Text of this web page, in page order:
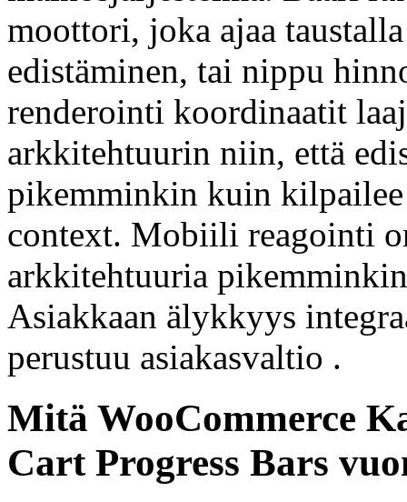
moottori, joka ajaa
edistäminen, tai nippu
renderointi koordinaatit
arkkitehtuurin niin, että
pikemminkin kuin
context. Mobiili reagointi
arkkitehtuuria
Asiakkaan älykkyys
perustuu asiakasvaltio .
Mitä WooCommerce
Cart Progress Bars